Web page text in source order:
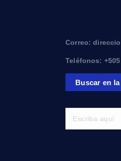
Correo:
Teléfonos: +505
Buscar en